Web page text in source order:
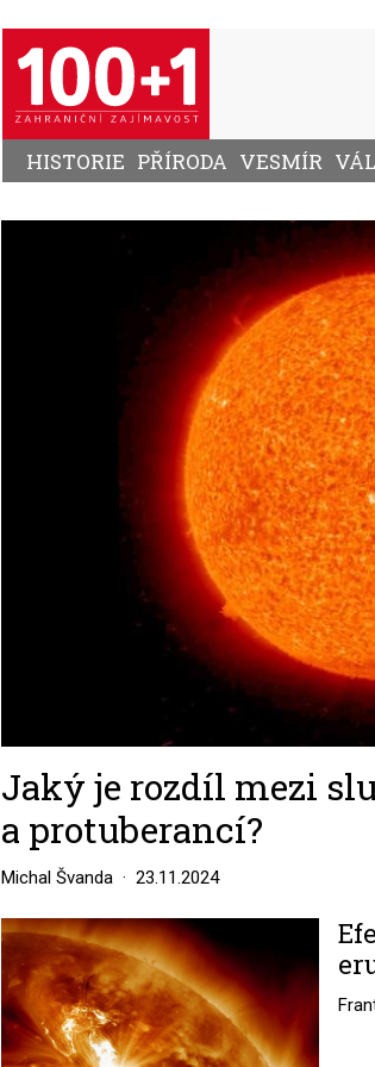
HISTORIE PŘÍRODA VESMÍR
Jaký je rozdíl mezi
a protuberancí?
Michal Švanda 23.11.2024
Image